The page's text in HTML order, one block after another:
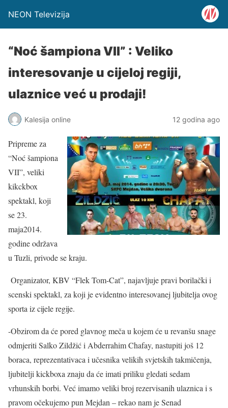
NEON Televizija
“Noć šampiona VII” : Veliko
interesovanje u cijeloj regiji,
ulaznice već u prodaji!
Kalesija online 12 godina ago
Pripreme za
“Noć šampiona
VII”, veliki
kikckbox
spektakl, koji
se 23.
maja2014.
godine održava
u Tuzli, privode se kraju.
Organizator, KBV “Flek Tom-Cat”, najavljuje pravi borilački i
scenski spektakl, za koji je evidentno interesovanej ljubitelja ovog
sporta iz cijele regije.
-Obzirom da će pored glavnog meča u kojem će u revanšu snage
odmjeriti Salko Zildžić i Abderrahim Chafay, nastupiti još 12
boraca, reprezentativaca i učesnika velikih svjetskih takmičenja,
ljubitelji kickboxa znaju da će imati priliku gledati sedam
vrhunskih borbi. Već imamo veliki broj rezervisanih ulaznica i s
pravom očekujemo pun Mejdan – rekao nam je Senad